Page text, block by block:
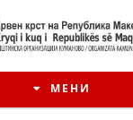
МЕНИ